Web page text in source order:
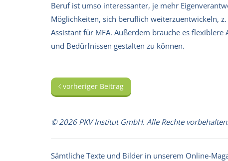
Beruf ist umso interessanter, je mehr
Möglichkeiten, sich beruflich weiterzuentwickeln,
Assistant für MFA. Außerdem brauche es
und Bedürfnissen gestalten zu können.
vorheriger Beitrag
© 2026 PKV Institut GmbH. Alle Rechte vorbehalten.
Sämtliche Texte und Bilder in unserem Online-